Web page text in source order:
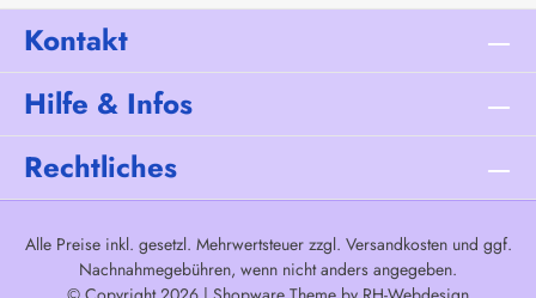
Kontakt
Hilfe & Infos
Rechtliches
Alle Preise inkl. gesetzl. Mehrwertsteuer zzgl. Versandkostenund ggf.
Nachnahmegebühren, wenn nicht anders angegeben.